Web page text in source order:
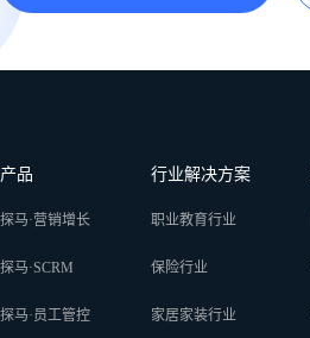
产品
探马·营销增长
探马·SCRM
探马·员工管控
行业解决方案
职业教育行业
保险行业
家居家装行业